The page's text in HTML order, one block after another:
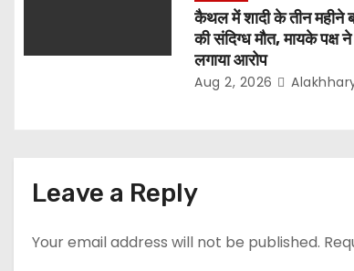
कैथल में शादी के तीन महीने
की संदिग्ध मौत, मायके पक्ष
लगाया आरोप
Aug 2, 2026
Leave a Reply
Your email address will not be published.